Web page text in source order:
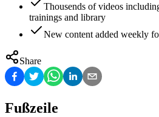
Thousends of videos
trainings and library
New content added weekly
Share
Fußzeile